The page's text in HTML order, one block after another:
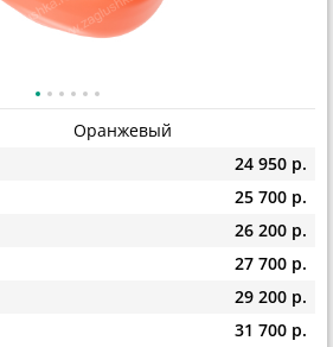
Оранжевый
24 950 р.
25 700 р.
26 200 р.
27 700 р.
29 200 р.
31 700 р.